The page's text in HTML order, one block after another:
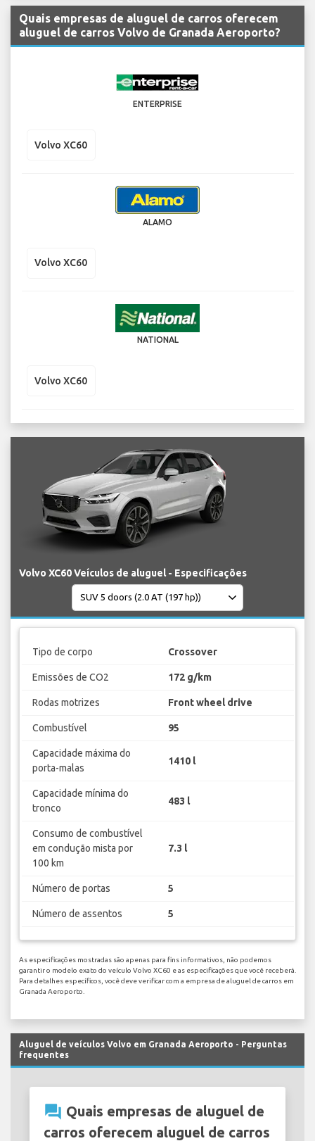
Quais empresas de aluguel de carros oferecem
aluguel de carros Volvo de Granada Aeroporto?
ENTERPRISE
Volvo XC60
ALAMO
Volvo XC60
NATIONAL
Volvo XC60
Volvo XC60 Veículos de aluguel - Especificações
Tipo de corpo Crossover
Emissões de CO2 172 g/km
Rodas motrizes Front wheel drive
Combustível 95
Capacidade máxima do
porta-malas
1410 l
Capacidade mínima do
tronco
483 l
Consumo de combustível
em condução mista por
100 km
7.3 l
Número de portas 5
Número de assentos 5
As especificações mostradas são apenas para fins informativos, não podemos
garantir o modelo exato do veículo Volvo XC60 e as especificações que você receberá.
Para detalhes específicos, você deve verificar com a empresa de aluguel de carros em
Granada Aeroporto.
Aluguel de veículos Volvo em Granada Aeroporto - Perguntas
frequentes
question_answer Quais empresas de aluguel de
carros oferecem aluguel de carros